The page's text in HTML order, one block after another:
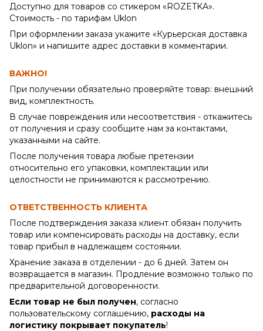
Доступно для товаров со стикером «ROZETKA».
Стоимость - по тарифам Uklon
При оформлении заказа укажите «Курьерская доставка
Uklon» и напишите адрес доставки в комментарии.
ВАЖНО!
При получении обязательно проверяйте товар: внешний
вид, комплектность.
В случае повреждения или несоответствия - откажитесь
от получения и сразу сообщите нам за контактами,
указанными на сайте.
После получения товара любые претензии
относительно его упаковки, комплектации или
целостности не принимаются к рассмотрению.
ОТВЕТСТВЕННОСТЬ КЛИЕНТА
После подтверждения заказа клиент обязан получить
товар или компенсировать расходы на доставку, если
товар прибыл в надлежащем состоянии.
Хранение заказа в отделении - до 6 дней. Затем он
возвращается в магазин. Продление возможно только по
предварительной договоренности.
Если товар не был получен, согласно
пользовательскому соглашению, расходы на
логистику покрывает покупатель!